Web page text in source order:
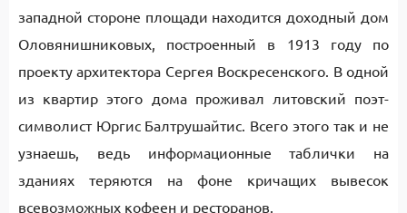
западной стороне площади находится доходный дом
Оловянишниковых, построенный в 1913 году по
проекту архитектора Сергея Воскресенского. В одной
из квартир этого дома проживал литовский поэт-
символист Юргис Балтрушайтис. Всего этого так и не
узнаешь, ведь информационные таблички на
зданиях теряются на фоне кричащих вывесок
всевозможных кофеен и ресторанов.